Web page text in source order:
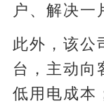
户、解决一
此外，该公
台，主动向
低用电成本